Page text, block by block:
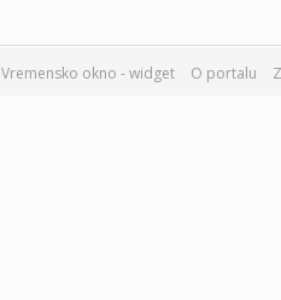
Vremensko okno - widget O portalu